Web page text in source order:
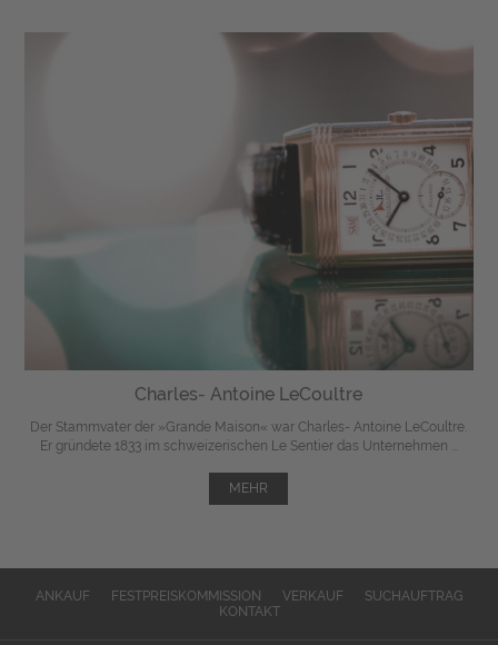
Charles- Antoine LeCoultre
Der Stammvater der »Grande Maison« war Charles- Antoine LeCoultre.
Er gründete 1833 im schweizerischen Le Sentier das Unternehmen ...
MEHR
ANKAUF FESTPREISKOMMISSION VERKAUF
SUCHAUFTRAG
KONTAKT